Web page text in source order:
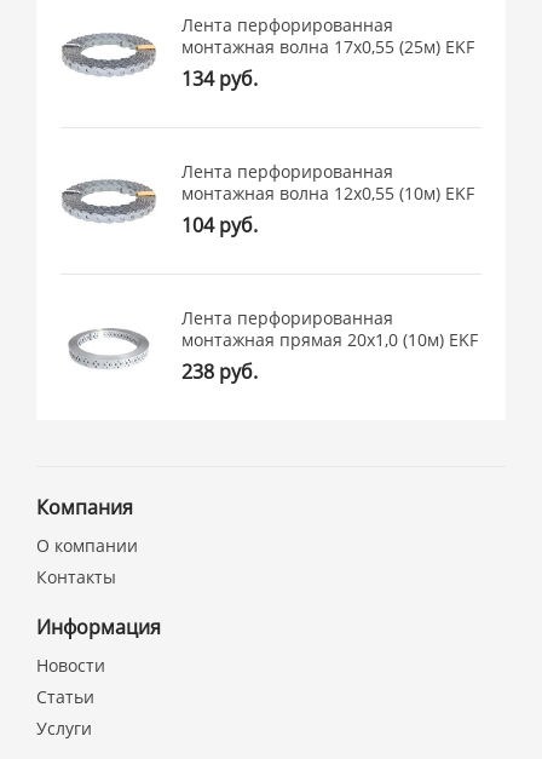
Лента перфорированная
монтажная волна 17х0,55 (25м) EKF
134 руб.
Лента перфорированная
монтажная волна 12х0,55 (10м) EKF
104 руб.
Лента перфорированная
монтажная прямая 20х1,0 (10м) EKF
238 руб.
Компания
О компании
Контакты
Информация
Новости
Статьи
Услуги